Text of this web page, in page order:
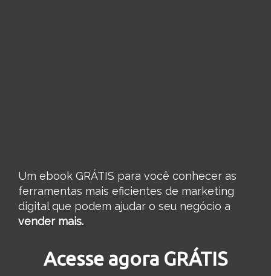
Um ebook GRÁTIS para você conhecer as
ferramentas mais eficientes de marketing
digital que podem ajudar o seu negócio a
vender mais.
Acesse agora GRÁTIS